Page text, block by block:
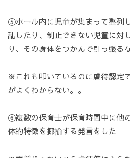
⑤ホール内に児童が集まって整列
乱したり、制止できない児童に対
り、その身体をつかんで引っ張る
※これも叩いているのに虐待認定
がよくわからない。。
⑥複数の保育士が保育時間中に他
体的特徴を揶揄する発言をした